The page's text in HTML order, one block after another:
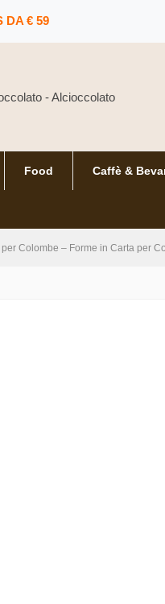
DA € 59
Food Caffè &
per Colombe – Forme in Carta per